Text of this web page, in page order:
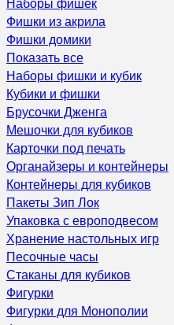
Фишки из акрила
Фишки домики
Показать все
Наборы фишки и кубик
Кубики и фишки
Брусочки Дженга
Мешочки для кубиков
Карточки под печать
Органайзеры и контейнеры
Контейнеры для кубиков
Пакеты Зип Лок
Упаковка с европодвесом
Хранение настольных игр
Песочные часы
Стаканы для кубиков
Фигурки
Фигурки для Монополии